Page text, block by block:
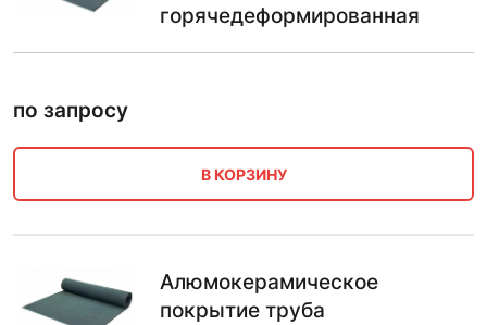
горячедеформированная
по запросу
В КОРЗИНУ
Алюмокерамическое
покрытие труба